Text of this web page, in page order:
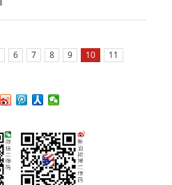
6 7 8 9 10
11